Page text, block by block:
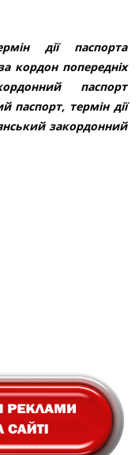
дії паспорта
кордон попередніх
паспорт
паспорт, термін дії
закордонний